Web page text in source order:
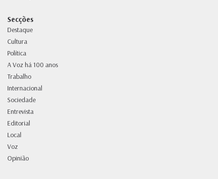
Secções
Destaque
Cultura
Política
A Voz há 100 anos
Trabalho
Internacional
Sociedade
Entrevista
Editorial
Local
Voz
Opinião